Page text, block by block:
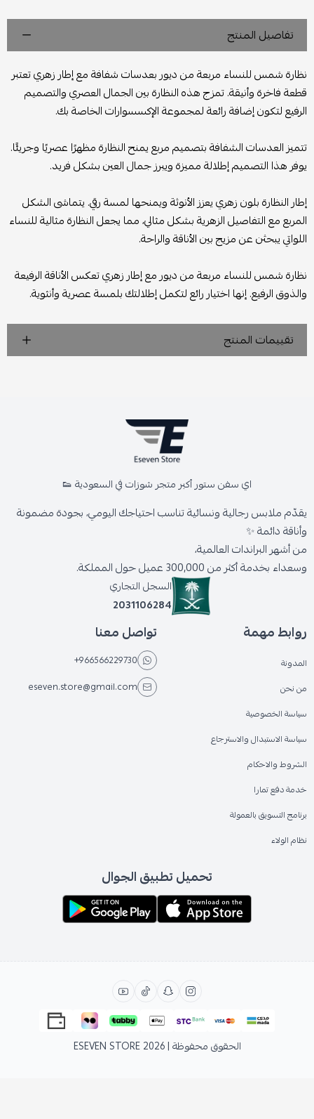
تفاصيل المنتج
نظارة شمس للنساء مربعة من ديور بعدسات شفافة مع إطار زهري تعتبر
قطعة فاخرة وأنيقة. تمزج هذه النظارة بين الجمال العصري والتصميم
الرفيع لتكون إضافة رائعة لمجموعة الإكسسوارات الخاصة بك.
تتميز العدسات الشفافة بتصميم مربع يمنح النظارة مظهرًا عصريًا وجريئًا.
يوفر هذا التصميم إطلالة مميزة ويبرز جمال العين بشكل فريد.
إطار النظارة بلون زهري يعزز الأنوثة ويمنحها لمسة رقي. يتماشى الشكل
المربع مع التفاصيل الزهرية بشكل مثالي، مما يجعل النظارة مثالية للنساء
اللواتي يبحثن عن مزيج بين الأناقة والراحة.
نظارة شمس للنساء مربعة من ديور مع إطار زهري تعكس الأناقة الرفيعة
والذوق الرفيع. إنها اختيار رائع لتكمل إطلالتك بلمسة عصرية وأنثوية.
تقييمات المنتج
اي سفن ستور أكبر متجر شوزات في السعودية 👟
يقدّم ملابس رجالية ونسائية تناسب احتياجك اليومي، بجودة مضمونة
وأناقة دائمة ✨
من أشهر البراندات العالمية،
وسعداء بخدمة أكثر من 300,000 عميل حول المملكة.
السجل التجاري
2031106284
روابط مهمة
المدونة
من نحن
سياسة الخصوصية
سياسة الاستبدال والاسترجاع
الشروط والاحكام
خدمة دفع تمارا
برنامج التسويق بالعمولة
نظام الولاء
تواصل معنا
+966566229730
eseven.store@gmail.com
تحميل تطبيق الجوال
الحقوق محفوظة | 2026 ESEVEN STORE